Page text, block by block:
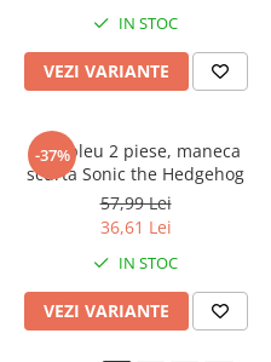
IN STOC
VEZI VARIANTE
-37%
Compleu 2 piese, maneca
scurta Sonic the Hedgehog
57,99 Lei
36,61 Lei
IN STOC
VEZI VARIANTE